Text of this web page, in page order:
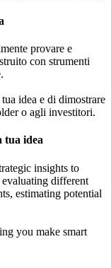
provare e
con strumenti
idea e di dimostrare
o agli investitori.
tua idea
insights to
different
estimating potential
you make smart